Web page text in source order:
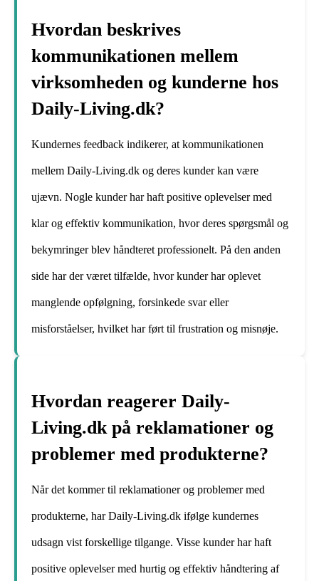
Hvordan beskrives
kommunikationen mellem
virksomheden og kunderne hos
Daily-Living.dk?
Kundernes feedback indikerer, at kommunikationen
mellem Daily-Living.dk og deres kunder kan være
ujævn. Nogle kunder har haft positive oplevelser med
klar og effektiv kommunikation, hvor deres spørgsmål og
bekymringer blev håndteret professionelt. På den anden
side har der været tilfælde, hvor kunder har oplevet
manglende opfølgning, forsinkede svar eller
misforståelser, hvilket har ført til frustration og misnøje.
Hvordan reagerer Daily-
Living.dk på reklamationer og
problemer med produkterne?
Når det kommer til reklamationer og problemer med
produkterne, har Daily-Living.dk ifølge kundernes
udsagn vist forskellige tilgange. Visse kunder har haft
positive oplevelser med hurtig og effektiv håndtering af